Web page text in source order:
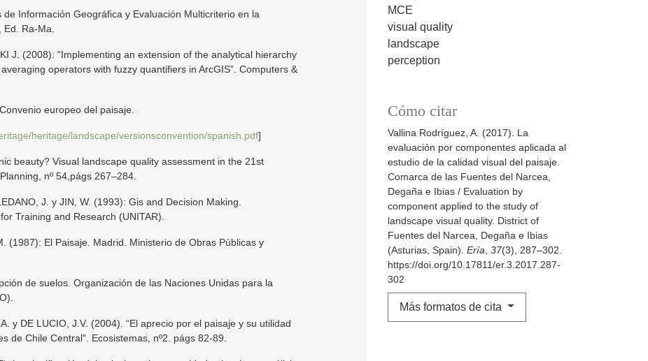
MCE
visual quality
landscape
perception
Cómo citar
Vallina Rodríguez, A. (2017). La
evaluación por componentes aplicada al
estudio de la calidad visual del paisaje.
Comarca de las Fuentes del Narcea,
Degaña e Ibias / Evaluation by
component applied to the study of
landscape visual quality. District of
Fuentes del Narcea, Degaña e Ibias
(Asturias, Spain). Ería 37(3), 287–302.
https://doi.org/10.17811/er.3.2017.287-
302
Más formatos de cita
de Información Geográfica y Evaluación Multicriterio en la
Ra-Ma.
J. (2008): “Implementing an extension of the analytical hierarchy
operators with fuzzy quantifiers in ArcGIS”. Computers &
europeo del paisaje.
heritage/landscape/versionsconvention/spanish.pdf]
beauty? Visual landscape quality assessment in the 21st
nº 54,págs 267–284.
J. y JIN, W. (1993): Gis and Decision Making.
Training and Research (UNITAR).
(1987): El Paisaje. Madrid. Ministerio de Obras Públicas y
de suelos. Organización de las Naciones Unidas para la
y DE LUCIO, J.V. (2004). “El aprecio por el paisaje y su utilidad
de Chile Central”. Ecosistemas, nº2. págs 82-89.